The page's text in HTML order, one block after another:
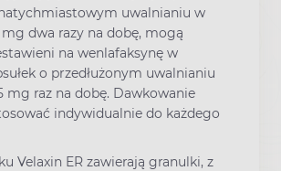
uwalnianiu w
mg dwa razy na dobę, mogą
na wenlafaksynę w
o przedłużonym uwalnianiu
mg raz na dobę. Dawkowanie
indywidualnie do każdego
Velaxin ER zawierają granulki, z